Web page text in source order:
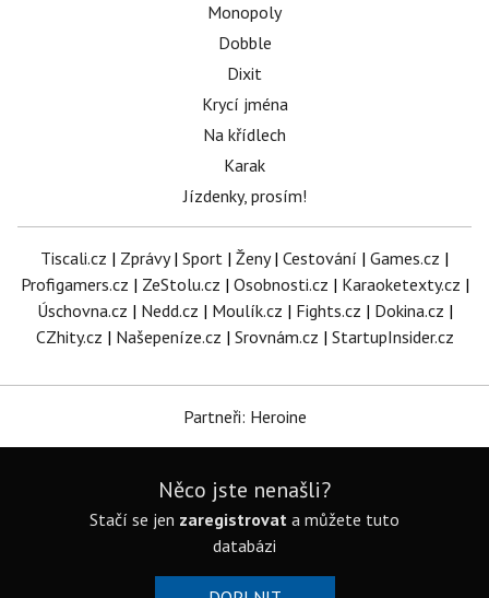
Monopoly
Dobble
Dixit
Krycí jména
Na křídlech
Karak
Jízdenky, prosím!
Tiscali.cz | Zprávy| Sport | Ženy| Cestování | Games.cz |
Profigamers.cz | ZeStolu.cz | Osobnosti.cz | Karaoketexty.cz |
Úschovna.cz | Nedd.cz | Moulík.cz | Fights.cz | Dokina.cz |
CZhity.cz | Našepeníze.cz | Srovnám.cz | StartupInsider.cz
Partneři: Heroine
Něco jste nenašli?
Stačí se jen zaregistrovat a můžete tuto
databázi